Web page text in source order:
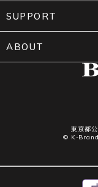
東京都
© K-
SUPPORT
ABOUT